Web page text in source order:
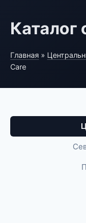
Каталог
Главная »
Care